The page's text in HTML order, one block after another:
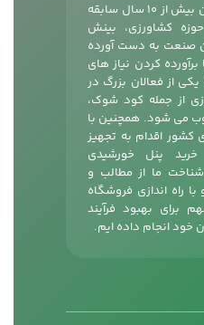
بهسازان کشت با داشتن بیش از 10 سال سابقه
کشاورزی، بینش
صنعت به دست آورده
کردن نیاز های
یکی از فعالان بزرگ در
از جمله کود شوک،
می شود. همچنین با
کشور اقدام به تجهیز
پنل خورشیدی
ما از مطالب و
راه اندازی فروشگاه
برای بهبود فرآیند
خود انجام داده ایم.